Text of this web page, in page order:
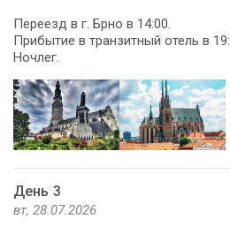
Переезд в г. Брно в 14:00.
Прибытие в транзитный отель в
Ночлег.
День 3
вт, 28.07.2026